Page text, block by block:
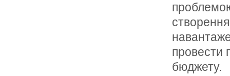
провести
бюджету.